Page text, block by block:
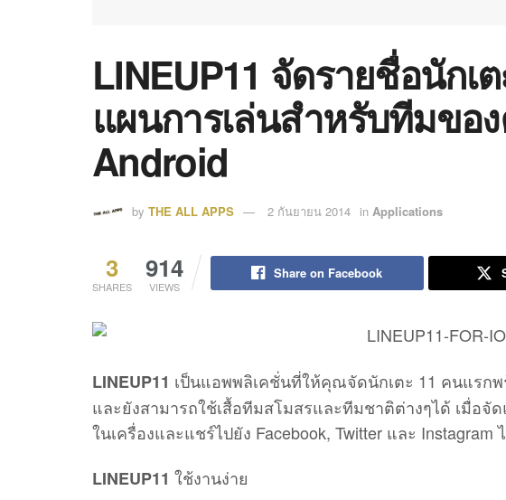
LINEUP11 จัดรายชื่อนักเ
แผนการเล่นสำหรับทีมขอ
Android
by THE ALL APPS 2 กันยายน 2014 in Applications
3
SHARES
914
VIEWS
Share on Facebook
LINEUP11 เป็นแอพพลิเคชั่นที่ให้คุณจัดนักเตะ 11 คนแรก
และยังสามารถใช้เสื้อทีมสโมสรและทีมชาติต่างๆได้ เมื่อจั
ในเครื่องและแชร์ไปยัง Facebook, Twitter และ Instagram
LINEUP11 ใช้งานง่าย